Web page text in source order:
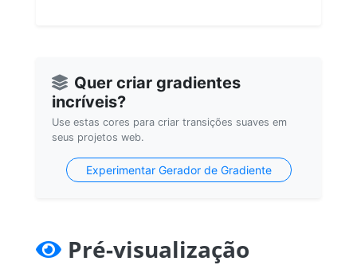
Quer criar gradientes
incríveis?
Use estas cores para criar transições suaves em
seus projetos web.
Experimentar Gerador de Gradiente
Pré-visualização